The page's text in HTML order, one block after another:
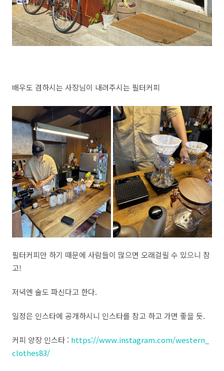
배우도 겸하시는 사장님이 내려주시는 필터커피
필터커피만 하기 때문에 사람들이 많으면 오래걸릴 수 있으니 참
고!
저녁엔 술도 파신다고 한다.
일정은 인스타에 공개하시니 인스타를 참고 하고 가면 좋을 듯.
커피 양장 인스타 : https://www.instagram.com/western_
clothes83/